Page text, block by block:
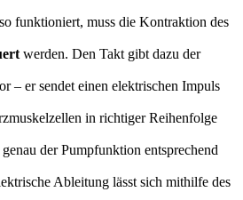
funktioniert, muss die Kontraktion des
werden. Den Takt gibt dazu der
– er sendet einen elektrischen Impuls
in richtiger Reihenfolge
der Pumpfunktion entsprechend
Ableitung lässt sich mithilfe des